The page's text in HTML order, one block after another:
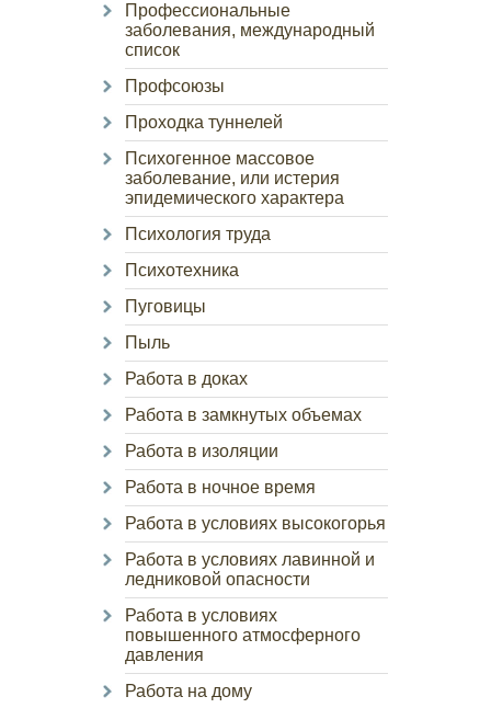
Профессиональные
заболевания, международный
список
Профсоюзы
Проходка туннелей
Психогенное массовое
заболевание, или истерия
эпидемического характера
Психология труда
Психотехника
Пуговицы
Пыль
Работа в доках
Работа в замкнутых объемах
Работа в изоляции
Работа в ночное время
Работа в условиях высокогорья
Работа в условиях лавинной и
ледниковой опасности
Работа в условиях
повышенного атмосферного
давления
Работа на дому